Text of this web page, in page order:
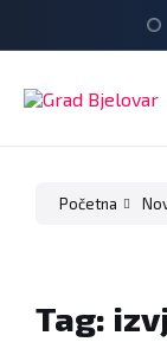
Početna
Tag: